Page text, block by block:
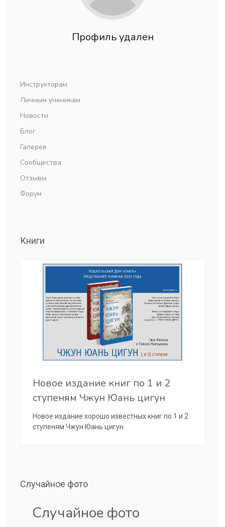
Профиль удален
Инструкторам
Личным ученикам
Новости
Блог
Галерея
Сообщества
Отзывы
Форум
Книги
Новое издание книг по 1 и 2
ступеням Чжун Юань цигун
Новое издание хорошо известных книг по 1 и 2
ступеням Чжун Юань цигун.
Случайное фото
Случайное фото